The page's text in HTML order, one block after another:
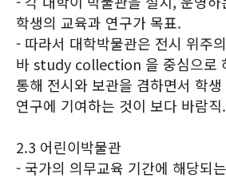
학생의 교육과 연구가 목표.
- 따라서 대학박물관은 전시 위주
바 study collection 을 중심으로
통해 전시와 보관을 겸하면서 학
연구에 기여하는 것이 보다 바람직.
2.3 어린이박물관
- 국가의 의무교육 기간에 해당되